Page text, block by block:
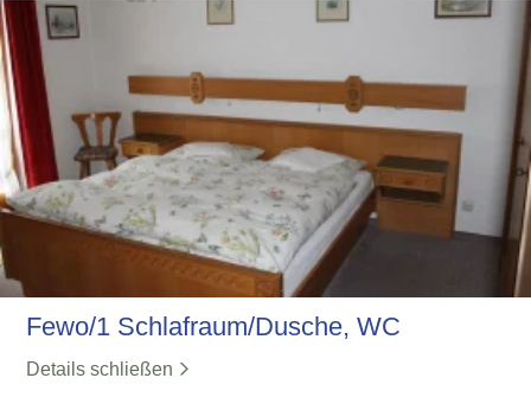
Fewo/1 Schlafraum/Dusche, WC
Details schließen